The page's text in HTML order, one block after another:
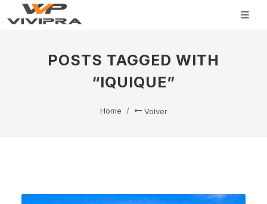
POSTS TAGGED WITH
“IQUIQUE”
Home Volver